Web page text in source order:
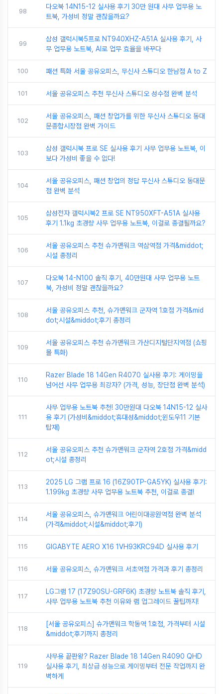
98
다오북 14N15-12 실사용 후기 30만 원대 사무 업무용 노
트북, 가성비 정말 괜찮을까요?
99
삼성 갤럭시북5프로 NT940XHZ-A51A 실사용 후기, 사
무 업무용 노트북, AI로 업무 효율을 바꾸다
100 패션 특화 서울 공유오피스, 무신사 스튜디오 한남점 A to Z
101 서울 공유오피스 추천 무신사 스튜디오 성수점 완벽 분석
102
서울 공유오피스, 패션 창업가를 위한 무신사 스튜디오 동대
문종합시장점 완벽 가이드
103
삼성 갤럭시북 프로 SE 실사용 후기 사무 업무용 노트북, 이
보다 가성비 좋을 수 없다!
104
서울 공유오피스, 패션 창업의 정답 무신사 스튜디오 동대문
점 완벽 분석
105
삼성전자 갤럭시북2 프로 SE NT950XFT-A51A 실사용
후기 1.1kg 초경량 사무 업무용 노트북, 이걸로 종결될까요?
106
서울 공유오피스 추천 슈가맨워크 역삼역점 가격&middot;
시설 총정리
107
다오북 14-N100 솔직 후기, 40만원대 사무 업무용 노트
북, 가성비 정말 괜찮을까요?
108
서울 공유오피스 추천, 슈가맨워크 군자역 1호점 가격&mid
dot;시설&middot;후기 총정리
109
서울 공유오피스 추천 슈가맨워크 가산디지털단지역점 (쇼핑
몰 특화)
110
Razer Blade 18 14Gen R4070 실사용 후기: 게이밍을
넘어선 사무 업무용 최강자? (가격, 성능, 장단점 완벽 분석)
111
사무 업무용 노트북 추천! 30만원대 다오북 14N15-12 실사
용 후기 (가성비&middot;휴대성&middot;윈도우11 기본
탑재)
112
서울 공유오피스 추천 슈가맨워크 군자역 2호점 가격&midd
ot;시설 총정리
113
2025 LG 그램 프로 16 (16Z90TP-GA5YK) 실사용 후기:
1.199kg 초경량 사무 업무용 노트북 추천, 이걸로 종결!
114
서울 공유오피스, 슈가맨워크 어린이대공원역점 완벽 분석
(가격&middot;시설&middot;후기)
115 GIGABYTE AERO X16 1VH93KRC94D 실사용 후기
116 서울 공유오피스, 슈가맨워크 서초역점 가격과 후기 총정리
117
LG그램 17 (17Z90SU-GRF6K) 초경량 노트북 솔직 후기,
사무 업무용 노트북 추천 이유와 램 업그레이드 꿀팁까지!
118
[서울 공유오피스] 슈가맨워크 학동역 1호점, 가격부터 시설
&middot;후기까지 총정리
119
사무용 끝판왕? Razer Blade 18 14Gen R4090 QHD
실사용 후기, 최상급 성능으로 게이밍부터 전문 작업까지 완
벽하게